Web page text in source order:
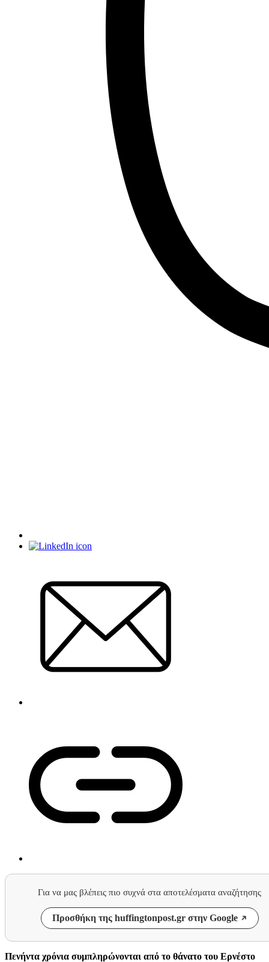
Για να μας βλέπεις πιο συχνά στα αποτελέσματα αναζήτησης
Προσθήκη της huffingtonpost.gr στην Google
Πενήντα χρόνια συμπληρώνονται από το θάνατο του Ερνέστο